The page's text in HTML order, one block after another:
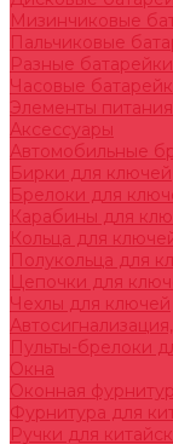
Мизинчиковые
Пальчиковые
Разные батарейки
Часовые
Элементы питания
Аксессуары
Автомобильные
Бирки для ключей
Брелоки для
Карабины для
Кольца для
Полукольца для
Цепочки для
Чехлы для ключей
Пульты-брелоки
Окна
Оконная
Фурнитура для
Ручки для